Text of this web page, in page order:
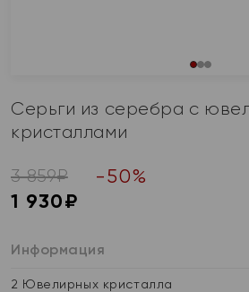
Серьги из серебра с
кристаллами
3 859₽ -50%
1 930₽
Информация
2 Ювелирных кристалла